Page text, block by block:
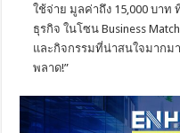
ใช้จ่าย มูลค่าถึง 15,000 บา
ธุรกิจ ในโซน Business
และกิจกรรมที่น่าสนใจมากม
พลาด!”